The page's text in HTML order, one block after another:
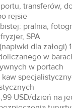
transferów,
rejsie
pralnia,
SPA
dla załogi)
w
w portach
USD/dzień na